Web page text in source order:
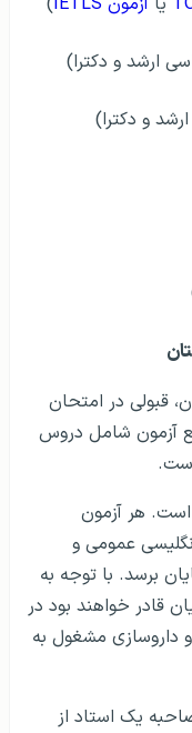
ارشد و دکترا)
و دکترا)
قبولی در امتحان
آزمون شامل دروس
۲۰ سؤال است. هر آزمون
عمومی و
۲۰ دقیقه به پایان برسد. با توجه به
قادر خواهند بود در
داروسازی مشغول به
یک استاد از